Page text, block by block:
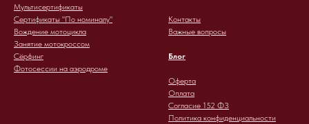
Мультисертификаты
Сертификаты "По номиналу"
Вождение мотоцикла
Занятие мотокроссом
Сёрфинг
Фотосессии на аэродроме
Контакты
Важные вопросы
Блог
Оферта
Оплата
Согласие 152 ФЗ
Политика конфиденциальности